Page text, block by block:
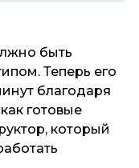
быть
Теперь его
благодаря
готовые
который